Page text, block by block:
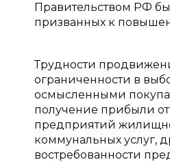
Правительством РФ
призванных к
Трудности
ограниченности в
осмысленными
получение прибыли
предприятий
коммунальных услуг,
востребованности